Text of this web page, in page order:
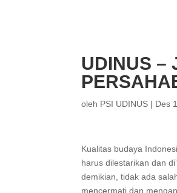
UDINUS –
oleh PSI UDINUS | Des
Kualitas budaya
harus dilestarikan dan
demikian, tidak ada
mencermati dan